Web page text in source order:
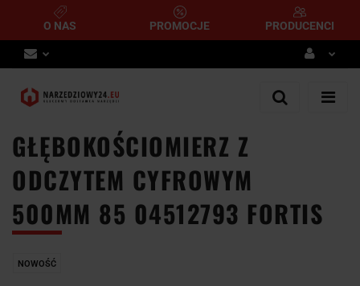
O NAS PROMOCJE PRODUCENCI
Zaloguj się
GŁĘBOKOŚCIOMIERZ Z
ODCZYTEM CYFROWYM
500MM 85 04512793 FORTIS
NOWOŚĆ